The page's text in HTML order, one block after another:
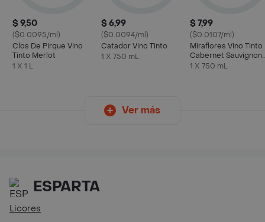
$ 9,50
($0.0095/ml)
Clos De Pirque Vino
Tinto Merlot
1 X 1 L
$ 6,99
($0.0094/ml)
Catador Vino Tinto
1 X 750 mL
$ 7,99
($0.0107/ml)
Miraflores Vino Tinto
Cabernet Sauvignon
750 mL
1 X 750 mL
Ver más
ESPARTA
Licores